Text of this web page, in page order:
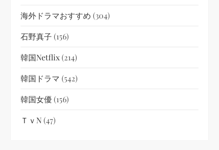
海外ドラマおすすめ (304)
石野真子 (156)
韓国netflix(214)
韓国ドラマ (542)
韓国女優(156)
ＴｖN(47)